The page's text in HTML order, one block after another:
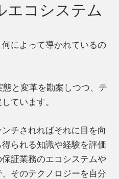
エコシステム
によって導かれているの
と変革を勘案しつつ、テ
ています。
チされればそれに目を向
られる知識や経験を評価
証業務のエコシステムや
そのテクノロジーを自分